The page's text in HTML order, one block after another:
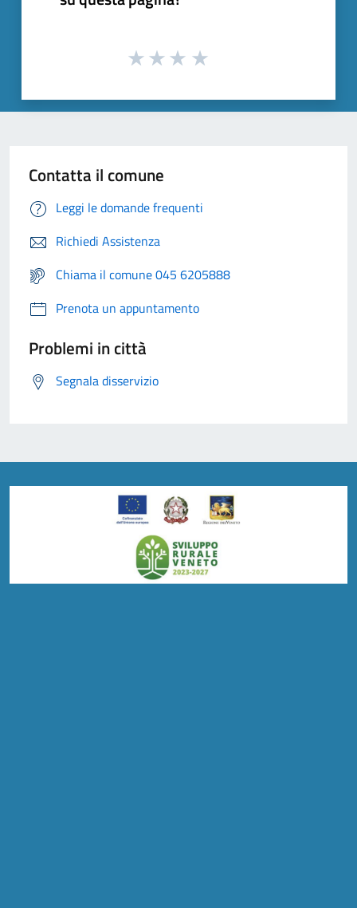
Contatta il comune
Leggi le domande frequenti
Richiedi Assistenza
Chiama il comune 045 6205888
Prenota un appuntamento
Problemi in città
Segnala disservizio